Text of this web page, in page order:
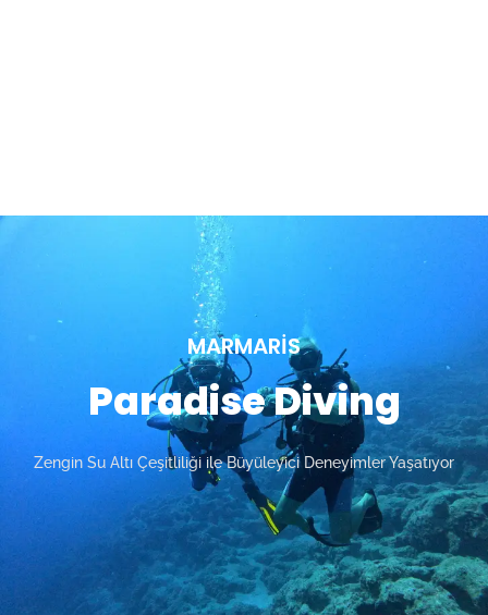
MARMARIS
Paradise Diving
Zengin Su Altı Çeşitliliği ile Büyüleyici Deneyimler Yaşatıyor